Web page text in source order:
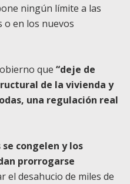
ningún límite a las
o en los nuevos
que “deje de
de la vivienda y
una regulación real
se congelen y los
prorrogarse
desahucio de miles de